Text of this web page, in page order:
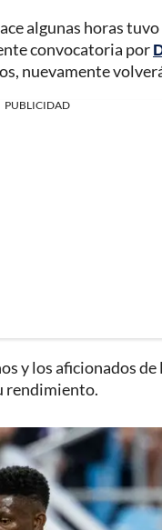
algunas horas
convocatoria por
nuevamente
PUBLICIDAD
y los aficionados
rendimiento.